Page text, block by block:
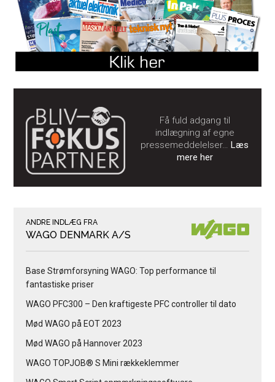
Få fuld adgang til
indlægning af egne
pressemeddelelser…Læs
mere her
ANDRE INDLÆG FRA
WAGO DENMARK A/S
Base Strømforsyning WAGO: Top performance til
fantastiske priser
WAGO PFC300 – Den kraftigeste PFC controller til dato
Mød WAGO på EOT 2023
Mød WAGO på Hannover 2023
WAGO TOPJOB® S Mini rækkeklemmer